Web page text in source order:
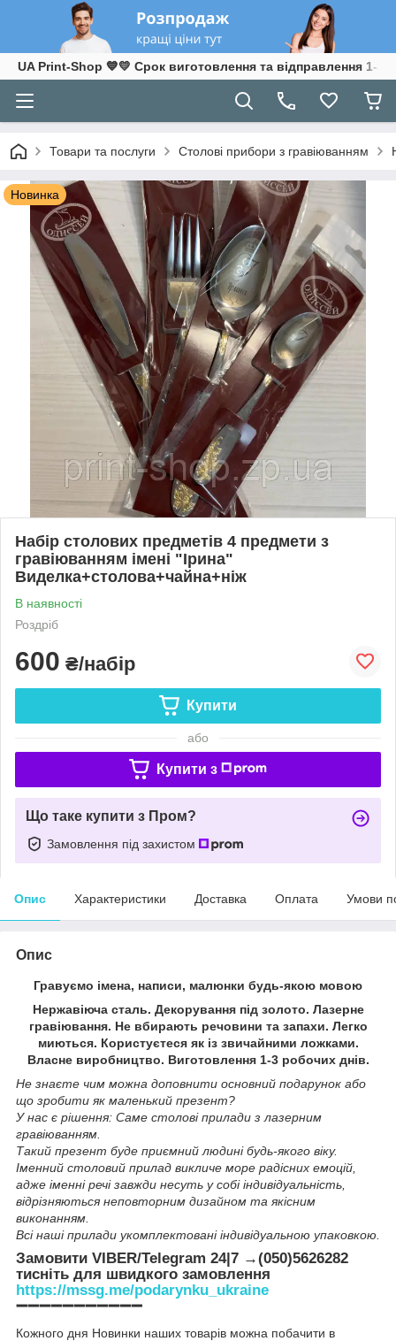
UA Print-Shop ​💙💛 Срок виготовлення та відправлення 1-3
Товари та послуги Столові прибори з гравіюванням
Новинка
Набір столових предметів 4 предмети з
гравіюванням імені "Ірина"
Виделка+столова+чайна+ніж
В наявності
Роздріб
600 ₴/набір
Купити
або
Купити з
Що таке купити з Пром?
Замовлення під захистом
Опис Характеристики Доставка Оплата Умови
Опис
Гравуємо імена, написи, малюнки будь-якою мовою
Нержавіюча сталь. Декорування під золото. Лазерне
гравіювання. Не вбирають речовини та запахи. Легко
миються. Користуєтеся як із звичайними ложками.
Власне виробництво. Виготовлення 1-3 робочих днів.
Не знаєте чим можна доповнити основний подарунок або
що зробити як маленький презент?
У нас є рішення: Саме столові прилади з лазерним
гравіюванням.
Такий презент буде приємний людині будь-якого віку.
Іменний столовий прилад викличе море радісних емоцій,
адже іменні речі завжди несуть у собі індивідуальність,
відрізняються неповторним дизайном та якісним
виконанням.
Всі наші прилади укомплектовані індивідуальною упаковкою.
Замовити VIBER/Telegram 24|7 →(050)5626282
тисніть для швидкого замовлення
https://mssg.me/podarynku_ukraine
➖➖➖➖➖➖➖➖➖➖➖
Кожного дня Новинки наших товарів можна побачити в